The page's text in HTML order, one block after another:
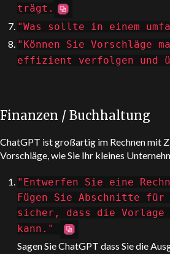
trägt.
"Was sollte in einem
"Können Sie Vorschläge
effizient verfolgen und
Finanzen / Buchhaltung
ChatGPT ist großartig im Rechnen mit
Vorschläge, wie Sie Ihr kleines
"Entwerfen Sie eine
Fügen Sie Abschnitte
sicher, dass die Vorlage
kann."
Sagen SieChatGPT dass Sie die